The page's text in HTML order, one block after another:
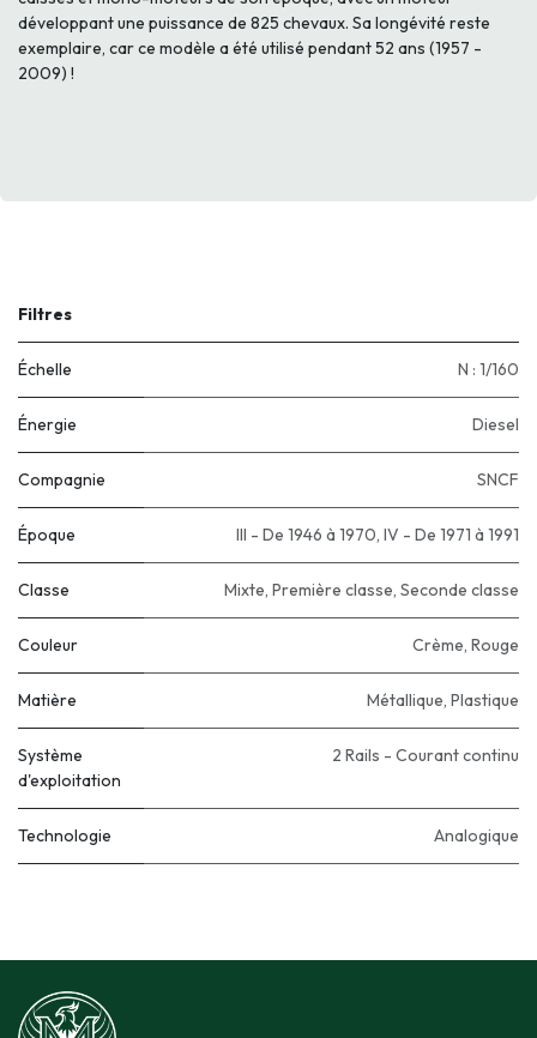
développant une puissance de 825 chevaux. Sa longévité reste
exemplaire, car ce modèle a été utilisé pendant 52 ans (1957 -
2009) !
Filtres
Échelle N : 1/160
Énergie Diesel
Compagnie SNCF
Époque III - De 1946 à 1970, IV - De 1971 à 1991
Classe Mixte, Première classe, Seconde classe
Couleur Crème, Rouge
Matière Métallique, Plastique
Système
d'exploitation
2 Rails - Courant continu
Technologie Analogique